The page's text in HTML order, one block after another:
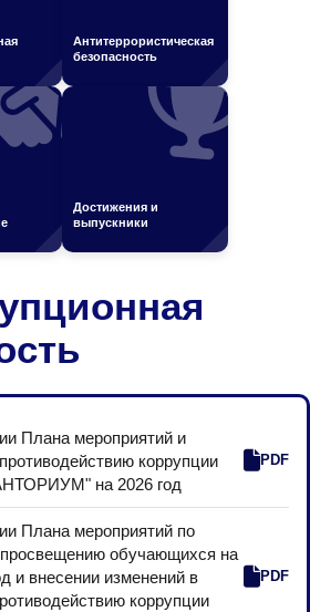
Антитеррористическая
безопасность
Достижения и
выпускники
Плана мероприятий и
коррупции
на 2026 год
PDF
Плана мероприятий по
обучающихся на
и внесении изменений в
коррупции
PDF